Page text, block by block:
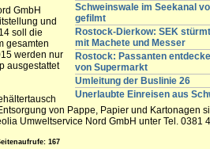
Schweinswale im Seekanal
gefilmt
Rostock-Dierkow: SEK
mit Machete und Messer
Rostock: Passanten
von Supermarkt
Umleitung der Buslinie 26
Unerlaubte Einreisen aus
GmbH
und
soll die
gesamten
werden nur
ausgestattet
von Pappe, Papier und Kartonagen
Umweltservice Nord GmbH unter Tel. 0381
167